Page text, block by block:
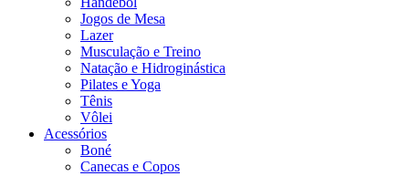
Jogos de Mesa
Lazer
Musculação e Treino
Natação e Hidroginástica
Pilates e Yoga
Tênis
Vôlei
Acessórios
Boné
Canecas e Copos